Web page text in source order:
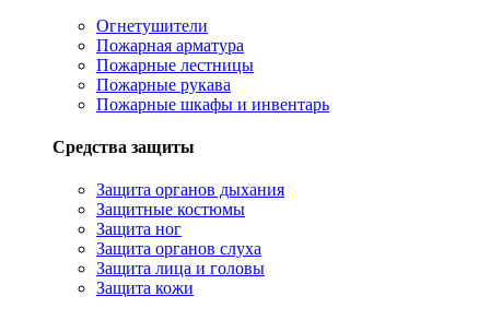
Огнетушители
Пожарная арматура
Пожарные лестницы
Пожарные рукава
Пожарные шкафы и инвентарь
Средства защиты
Защита органов дыхания
Защитные костюмы
Защита ног
Защита органов слуха
Защита лица и головы
Защита кожи